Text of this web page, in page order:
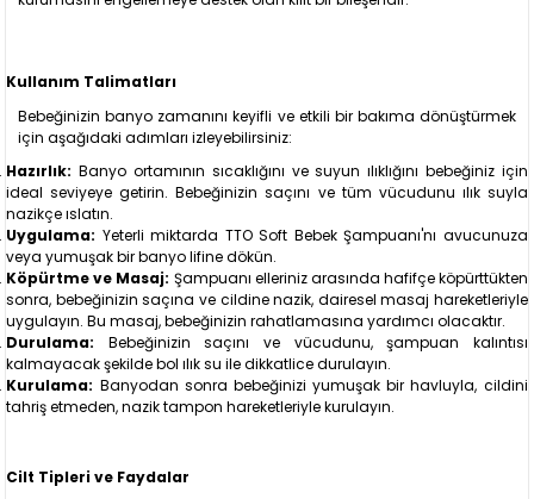
Kullanım Talimatları
Bebeğinizin banyo zamanını keyifli ve etkili bir bakıma dönüştürmek
için aşağıdaki adımları izleyebilirsiniz:
Hazırlık: Banyo ortamının sıcaklığını ve suyun ılıklığını bebeğiniz için
ideal seviyeye getirin. Bebeğinizin saçını ve tüm vücudunu ılık suyla
nazikçe ıslatın.
Uygulama: Yeterli miktarda TTO Soft Bebek Şampuanı'nı avucunuza
veya yumuşak bir banyo lifine dökün.
Köpürtme ve Masaj: Şampuanı elleriniz arasında hafifçe köpürttükten
sonra, bebeğinizin saçına ve cildine nazik, dairesel masaj hareketleriyle
uygulayın. Bu masaj, bebeğinizin rahatlamasına yardımcı olacaktır.
Durulama: Bebeğinizin saçını ve vücudunu, şampuan kalıntısı
kalmayacak şekilde bol ılık su ile dikkatlice durulayın.
Kurulama: Banyodan sonra bebeğinizi yumuşak bir havluyla, cildini
tahriş etmeden, nazik tampon hareketleriyle kurulayın.
Cilt Tipleri ve Faydalar